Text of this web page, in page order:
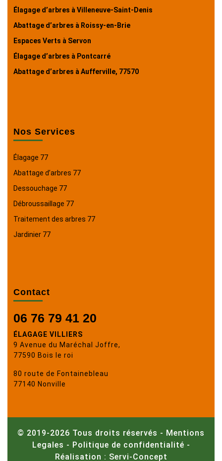
Élagage d’arbres à Villeneuve-Saint-Denis
Abattage d’arbres à Roissy-en-Brie
Espaces Verts à Servon
Élagage d’arbres à Pontcarré
Abattage d’arbres à Aufferville, 77570
Nos Services
Élagage 77
Abattage d’arbres 77
Dessouchage 77
Débroussaillage 77
Traitement des arbres 77
Jardinier 77
Contact
06 76 79 41 20
ÉLAGAGE VILLIERS
9 Avenue du Maréchal Joffre,
77590 Bois le roi
80 route de Fontainebleau
77140 Nonville
© 2019-2026 Tous droits réservés - Mentions
Legales - Politique de confidentialité -
Réalisation : Servi-Concept